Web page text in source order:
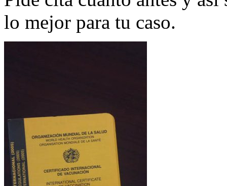
lo mejor para tu caso.